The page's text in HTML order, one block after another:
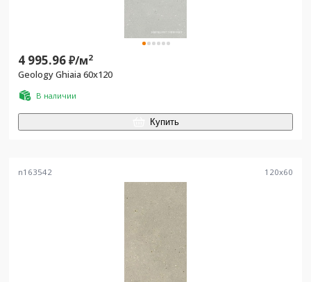
4 995.96₽/м2
Geology Ghiaia 60x120
В наличии
Купить
n163542 120x60